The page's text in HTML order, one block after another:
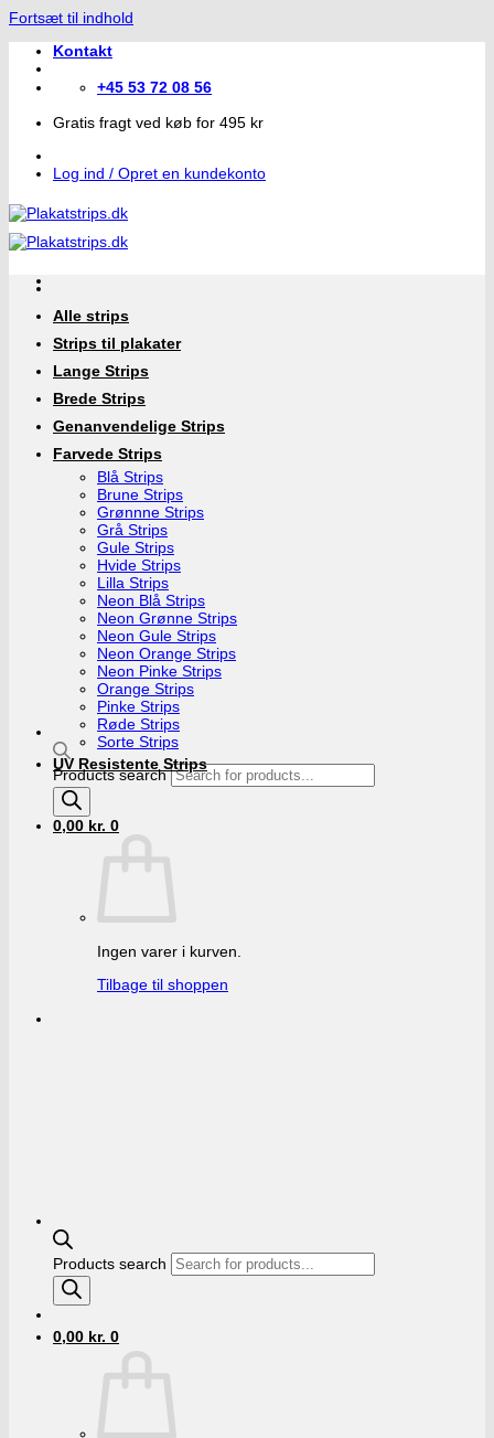
Fortsæt til indhold
Kontakt
+45 53 72 08 56
Gratis fragt ved køb for 495 kr
Log ind / Opret en kundekonto
Products search
0,00 kr. 0
Ingen varer i kurven.
Tilbage til shoppen
Alle strips
Strips til plakater
Lange Strips
Brede Strips
Genanvendelige Strips
Farvede Strips
Blå Strips
Brune Strips
Grønnne Strips
Grå Strips
Gule Strips
Hvide Strips
Lilla Strips
Neon Blå Strips
Neon Grønne Strips
Neon Gule Strips
Neon Orange Strips
Neon Pinke Strips
Orange Strips
Pinke Strips
Røde Strips
Sorte Strips
UV Resistente Strips
Products search
0,00 kr. 0